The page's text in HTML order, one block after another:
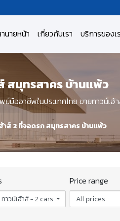
นายหน้า เกี่ยวกับเรา บริการของเ
สมุทรสาคร บ้านแพ้ว
มืออาชีพในประเทศไทย ขายทาวน์เ
าส์ 2 ที่จอดรถ สมุทรสาคร บ้านแพ้ว
Sale - ทาวน์เฮ้าส์ - 2 cars
Price range
All prices